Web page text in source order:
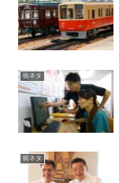
街ネタ
街ネタ